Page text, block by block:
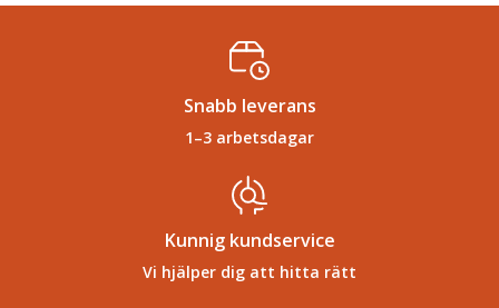
Snabb leverans
1–3 arbetsdagar
Kunnig kundservice
Vi hjälper dig att hitta rätt